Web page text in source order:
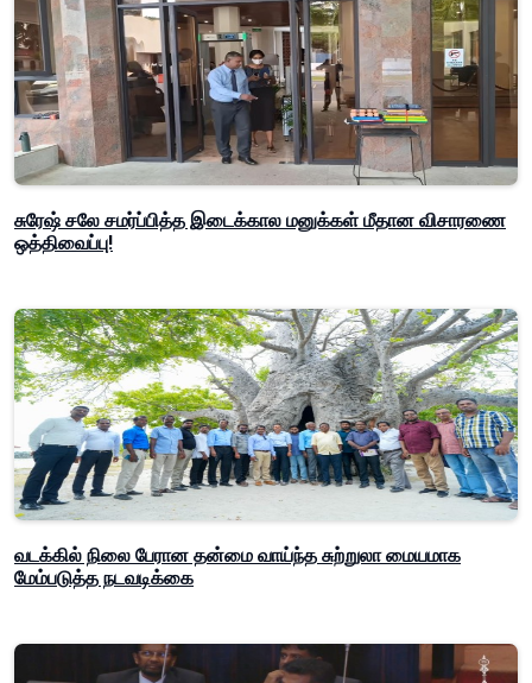
சுரேஷ் சலே சமர்ப்பித்த இடைக்கால மனுக்கள் மீதான விசாரணை
ஒத்திவைப்பு!
வடக்கில் நிலை பேரான தன்மை வாய்ந்த சுற்றுலா மையமாக
மேம்படுத்த நடவடிக்கை